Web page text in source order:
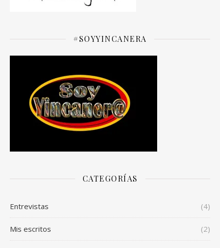
#SOYYINCANERA
CATEGORÍAS
Entrevistas (4)
Mis escritos (2)